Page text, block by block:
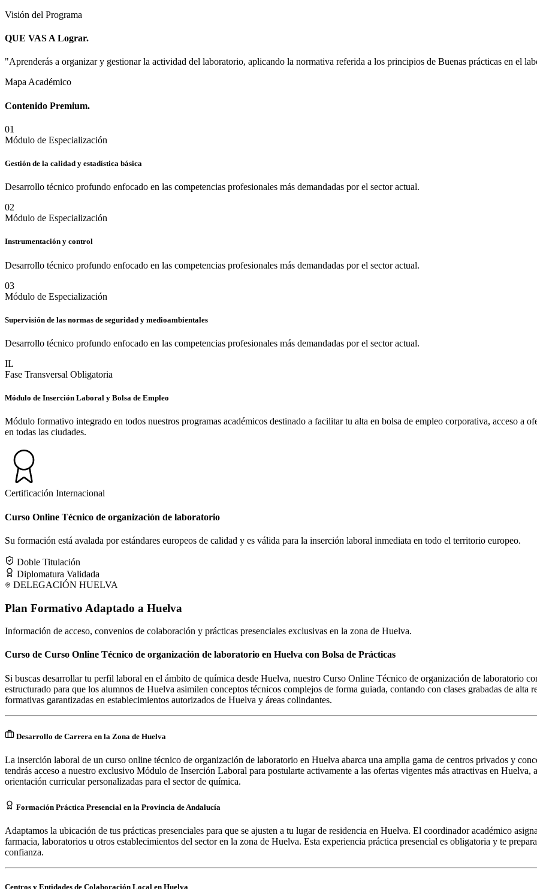
Visión del Programa
QUE VAS A Lograr.
"Aprenderás a organizar y gestionar la actividad del laboratorio, aplicando la normativa referida a los principios de Buenas prácticas en el
Mapa Académico
Contenido Premium.
01
Módulo de Especialización
Gestión de la calidad y estadística básica
Desarrollo técnico profundo enfocado en las competencias profesionales más demandadas por el sector actual.
02
Módulo de Especialización
Instrumentación y control
Desarrollo técnico profundo enfocado en las competencias profesionales más demandadas por el sector actual.
03
Módulo de Especialización
Supervisión de las normas de seguridad y medioambientales
Desarrollo técnico profundo enfocado en las competencias profesionales más demandadas por el sector actual.
IL
Fase Transversal Obligatoria
Módulo de Inserción Laboral y Bolsa de Empleo
Módulo formativo integrado en todos nuestros programas académicos destinado a facilitar tu alta en bolsa de empleo corporativa, acceso a
en todas las ciudades.
Certificación Internacional
Curso Online Técnico de organización de laboratorio
Su formación está avalada por estándares europeos de calidad y es válida para la inserción laboral inmediata en todo el territorio europeo.
Doble Titulación
Diplomatura Validada
DELEGACIÓN HUELVA
Plan Formativo Adaptado a Huelva
Información de acceso, convenios de colaboración y prácticas presenciales exclusivas en la zona de Huelva.
Curso de Curso Online Técnico de organización de laboratorio en Huelva con Bolsa de Prácticas
Si buscas desarrollar tu perfil laboral en el ámbito de química desde Huelva, nuestro Curso Online Técnico de organización de laboratorio
estructurado para que los alumnos de Huelva asimilen conceptos técnicos complejos de forma guiada, contando con clases grabadas de
formativas garantizadas en establecimientos autorizados de Huelva y áreas colindantes.
Desarrollo de Carrera en la Zona de Huelva
La inserción laboral de un curso online técnico de organización de laboratorio en Huelva abarca una amplia gama de centros privados y
tendrás acceso a nuestro exclusivo Módulo de Inserción Laboral para postularte activamente a las ofertas vigentes más atractivas en Huelva,
orientación curricular personalizadas para el sector de química.
Formación Práctica Presencial en la Provincia de Andalucía
Adaptamos la ubicación de tus prácticas presenciales para que se ajusten a tu lugar de residencia en Huelva. El coordinador académico
farmacia, laboratorios u otros establecimientos del sector en la zona de Huelva. Esta experiencia práctica presencial es obligatoria y te
confianza.
Centros y Entidades de Colaboración Local en Huelva